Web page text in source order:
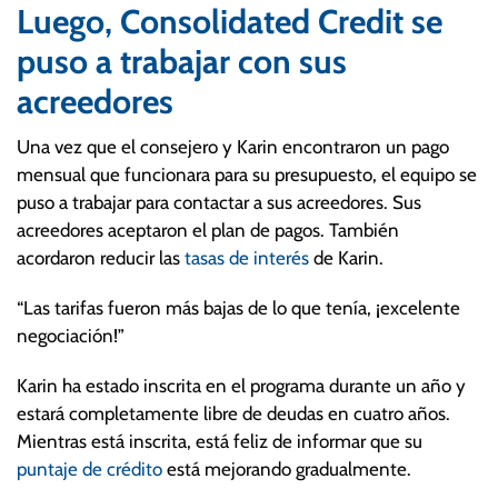
Luego, Consolidated Credit se
puso a trabajar con sus
acreedores
Una vez que el consejero y Karin encontraron un pago
mensual que funcionara para su presupuesto, el equipo se
puso a trabajar para contactar a sus acreedores. Sus
acreedores aceptaron el plan de pagos. También
acordaron reducir las tasas de interés de Karin.
“Las tarifas fueron más bajas de lo que tenía, ¡excelente
negociación!”
Karin ha estado inscrita en el programa durante un año y
estará completamente libre de deudas en cuatro años.
Mientras está inscrita, está feliz de informar que su
puntaje de crédito está mejorando gradualmente.